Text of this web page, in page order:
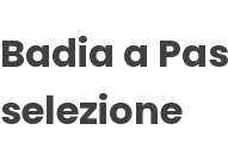
Badia a
selezione